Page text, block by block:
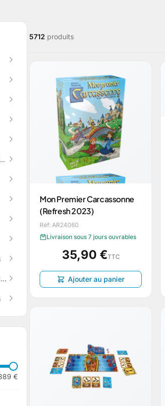
Énergie et connectique
Warhammer et modélisme
€
5712 produits
Mon Premier Carcassonne
(Refresh 2023)
Réf: AR24060
Livraison sous 7 jours ouvrables
35,90 €TTC
Ajouter au panier